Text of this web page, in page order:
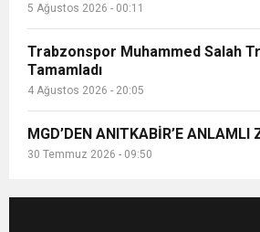
5 Ağustos 2026 - 00:11
Trabzonspor Muhammed Salah
Tamamladı
4 Ağustos 2026 - 20:05
MGD’DEN ANITKABİR’E ANLAMLI
30 Temmuz 2026 - 09:50